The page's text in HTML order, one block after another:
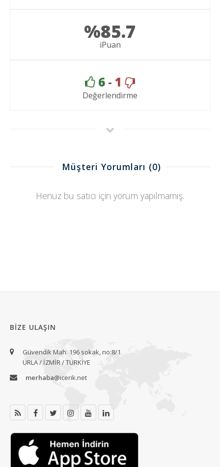
%85.7
iPuan
6 - 1
Değerlendirme
Müşteri Yorumları (0)
Henüz bu satıcı için yorum yapılmamış.
BIZE ULAŞIN
Güvendik Mah. 196 sokak, no:8/1
URLA / İZMİR / TÜRKİYE
merhaba@icerik.net